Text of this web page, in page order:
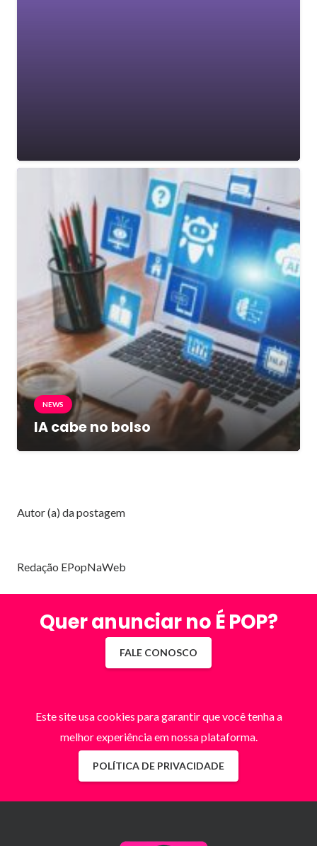
NEWS
IA cabe no bolso
Autor (a) da postagem
Redação EPopNaWeb
Quer anunciar no É POP?
FALE CONOSCO
Este site usa cookies para garantir que você tenha a
melhor experiência em nossa plataforma.
POLÍTICA DE PRIVACIDADE